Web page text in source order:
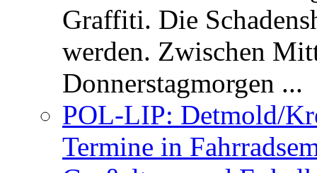
Graffiti. Die
werden. Zwischen
Donnerstagmorgen ...
POL-LIP: Detmold/
Termine in